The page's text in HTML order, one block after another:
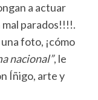
a actuar
mal parados!!!!.
foto, ¡cómo
nacional”, le
Íñigo, arte y